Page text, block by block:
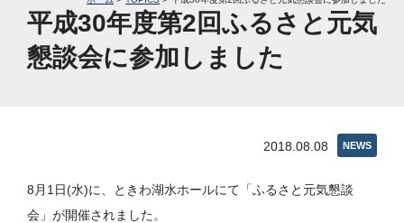
平成30年度第2回ふるさと元気
懇談会に参加しました
NEWS
2018.08.08
8月1日(水)に、ときわ湖水ホールにて「ふるさと元気懇談
会」が開催されました。